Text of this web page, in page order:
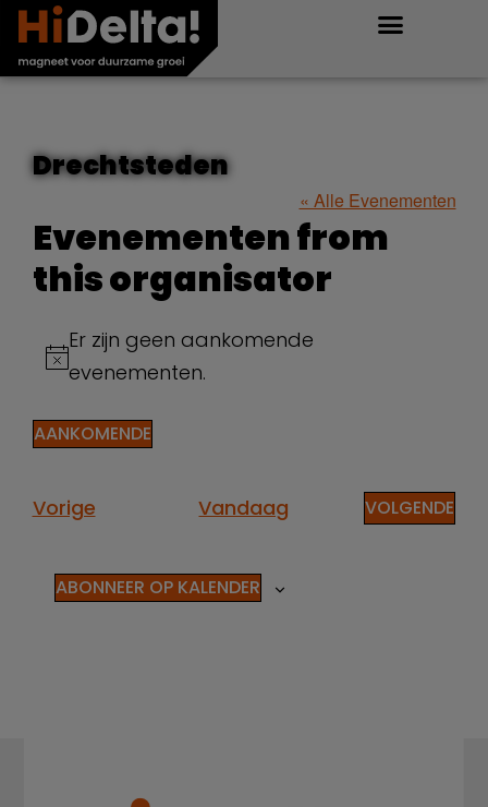
Drechtsteden
« Alle Evenementen
Evenementen from
this organisator
Bericht
Er zijn geen aankomende
evenementen.
AANKOMENDE
Selecteer
datum.
VorigeEvenementenVandaag VOLGENDE
ABONNEER OP KALENDER